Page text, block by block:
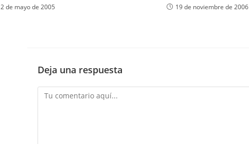
2 de mayo de 2005 19 de noviembre de 2006
Deja una respuesta
Comentario